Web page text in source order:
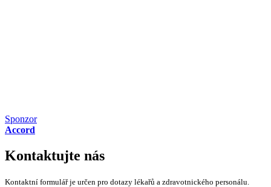
Sponzor
Accord
Kontaktujte nás
Kontaktní formulář je určen pro dotazy lékařů a zdravotnického personálu.